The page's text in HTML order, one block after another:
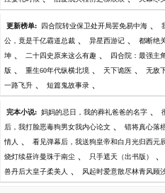
更新榜单: 四合院转业保卫处开局罢免易中海 、
公，竟是千亿霸道总裁 、 异星西游记 、 都断绝
坤 、 二十四史原来这么有趣 、 四合院：最强主
版 、 重生60年代纵横北境 、 天下诡医 、 无敌
一路飞升 、 短篇鬼故事录 、
完本小说: 妈妈的忌日，我的葬礼爸爸的名字 、
后，我打脸恶毒狗男女我内心论文 、 错将真心落
情人 、 看见弹幕后，我送狗皇帝和白月光归西元
烧灯续昼许曼珠于南尘 、 只手遮天（出书版） 、
兽丹后大皇子柔美人 、 风起时爱意散尽林青风顾